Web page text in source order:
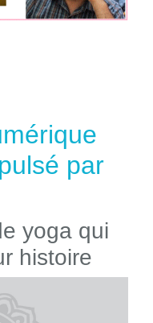
par
yoga qui
histoire